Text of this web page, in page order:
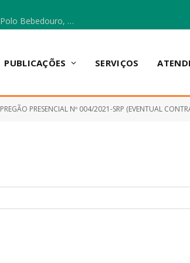
Escola Municipal Vicentina Vieira dos Santos, no Polo Bebedouro, recebeu materiais para a implantação do Cantinho da Leitura e da Sala Multidisciplinar.
PUBLICAÇÕES SERVIÇOS
PREGÃO PRESENCIAL Nº 004/2021-SRP (EVENTUAL CONTRATAÇÃO DE